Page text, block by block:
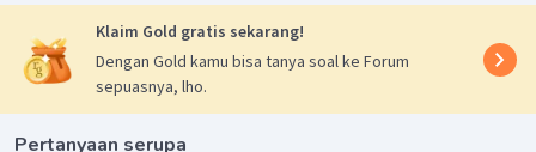
Klaim Gold gratis sekarang!
Dengan Gold kamu bisa tanya soal ke Forum
sepuasnya, lho.
Pertanyaan serupa